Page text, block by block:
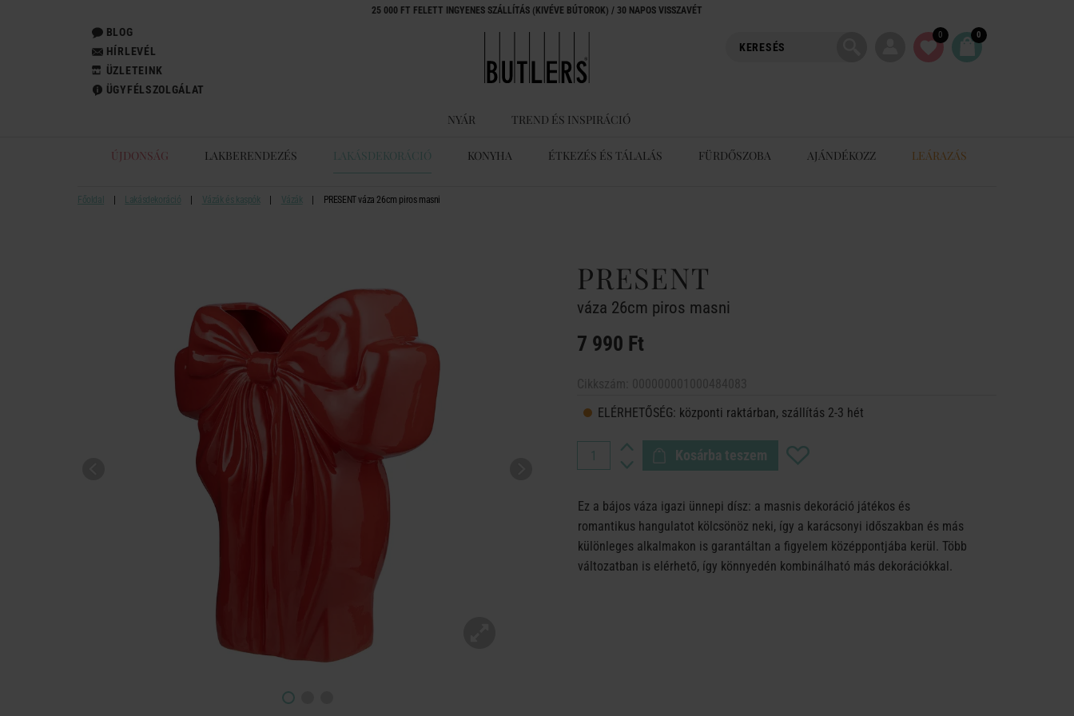
25 000 FT FELETT INGYENES SZÁLLÍTÁS (KIVÉVE BÚTOROK) / 30 NAPOS VISSZAVÉT
BLOG
HÍRLEVÉL
ÜZLETEINK
ÜGYFÉLSZOLGÁLAT
0 0
NYÁR TREND ÉS INSPIRÁCIÓ
ÚJDONSÁG LAKBERENDEZÉS LAKÁSDEKORÁCIÓ KONYHA ÉTKEZÉS ÉS TÁLALÁS FÜRDŐSZOBA AJÁNDÉKOZZ LEÁRAZÁS
Főoldal Lakásdekoráció Vázák és kaspók Vázák PRESENT váza 26cm piros masni
PRESENT
váza 26cm piros masni
7 990 Ft
ELÉRHETŐSÉG: központi raktárban, szállítás 2-3 hét
Kosárba teszem
Ez a bájos váza igazi ünnepi dísz: a masnis dekoráció játékos és
romantikus hangulatot kölcsönöz neki, így a karácsonyi időszakban és más
különleges alkalmakon is garantáltan a figyelem középpontjába kerül. Több
változatban is elérhető, így könnyedén kombinálható más dekorációkkal.